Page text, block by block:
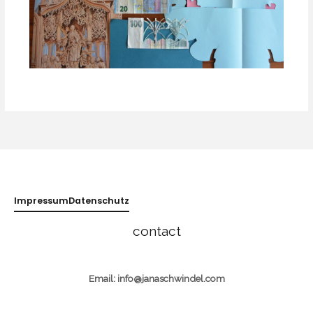
ImpressumDatenschutz
contact
Email: info@janaschwindel.com